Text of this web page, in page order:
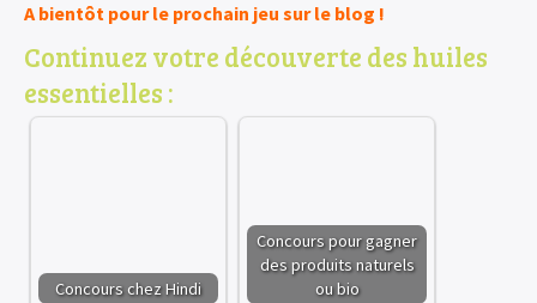
A bientôt pour le prochain jeu sur le blog !
Continuez votre découverte des huiles
essentielles :
Concours chez Hindi
Concours pour gagner
des produits naturels
ou bio